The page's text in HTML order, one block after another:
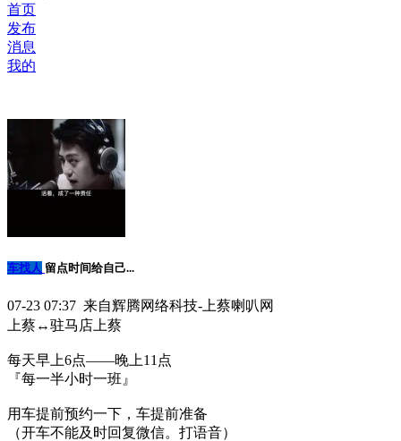
首页
发布
消息
我的
车找人 留点时间给自己...
07-23 07:37 来自辉腾网络科技-上蔡喇叭网
上蔡↔️驻马店上蔡
每天早上6点——晚上11点
『每一半小时一班』
用车提前预约一下，车提前准备
（开车不能及时回复微信。打语音）